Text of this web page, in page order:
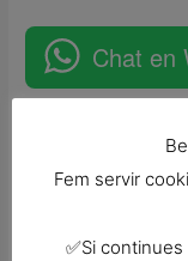
Chat en
Emplena aquest
possible.
El teu nom
Fem servir
✅Si